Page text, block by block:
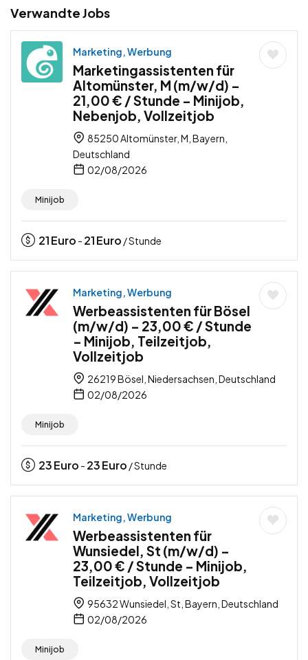
Verwandte Jobs
Marketing, Werbung
Marketingassistenten für
Altomünster, M (m/w/d) –
21,00 € / Stunde – Minijob,
Nebenjob, Vollzeitjob
85250 Altomünster, M, Bayern,
Deutschland
02/08/2026
Minijob
21Euro - 21Euro / Stunde
Marketing, Werbung
Werbeassistenten für Bösel
(m/w/d) – 23,00 € / Stunde
– Minijob, Teilzeitjob,
Vollzeitjob
26219 Bösel, Niedersachsen, Deutschland
02/08/2026
Minijob
23Euro - 23Euro / Stunde
Marketing, Werbung
Werbeassistenten für
Wunsiedel, St (m/w/d) –
23,00 € / Stunde – Minijob,
Teilzeitjob, Vollzeitjob
95632 Wunsiedel, St, Bayern, Deutschland
02/08/2026
Minijob